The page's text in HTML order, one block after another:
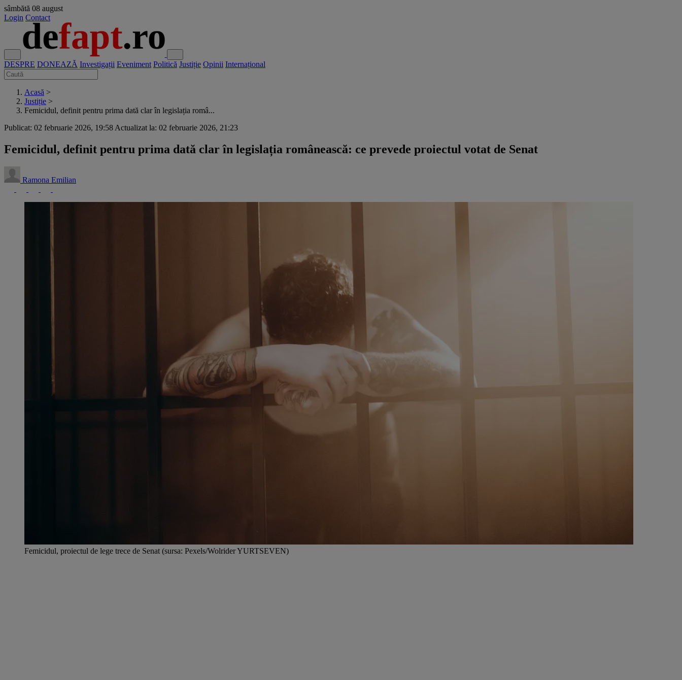
sâmbătă 08 august
Login Contact
DESPRE DONEAZĂ Investigații Eveniment Politică Justiție Opinii Internațional
Acasă >
Justiție >
Femicidul, definit pentru prima dată clar în legislația româ...
Publicat: 02 februarie 2026, 19:58 Actualizat la: 02 februarie 2026, 21:23
Femicidul, definit pentru prima dată clar în legislația românească: ce prevede proiectul votat de Senat
Ramona Emilian
Femicidul, proiectul de lege trece de Senat (sursa: Pexels/Wolrider YURTSEVEN)